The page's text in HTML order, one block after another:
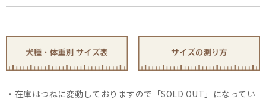
在庫はつねに変動しておりますので「SOLD OUT」になってい